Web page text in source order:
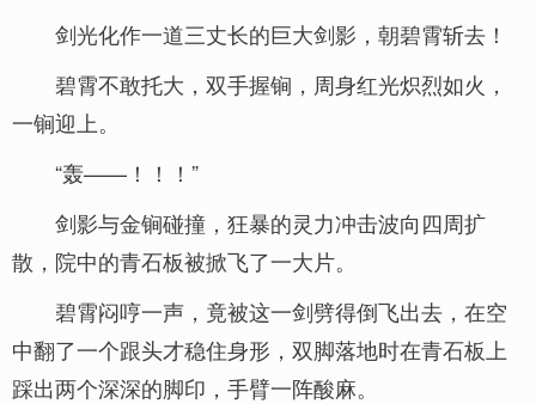
剑光化作一道三丈长的巨大剑影，朝碧霄斩去！
碧霄不敢托大，双手握锏，周身红光炽烈如火，
一锏迎上。
“轰——！！！”
剑影与金锏碰撞，狂暴的灵力冲击波向四周扩
散，院中的青石板被掀飞了一大片。
碧霄闷哼一声，竟被这一剑劈得倒飞出去，在空
中翻了一个跟头才稳住身形，双脚落地时在青石板上
踩出两个深深的脚印，手臂一阵酸麻。